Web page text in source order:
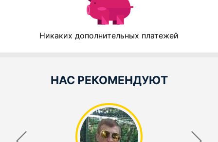
Никаких дополнительных платежей
НАС РЕКОМЕНДУЮТ